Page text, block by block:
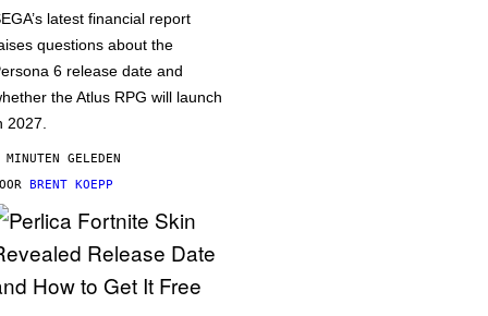
latest financial report
questions about the
6 release date and
the Atlus RPG will launch
2027.
GELEDEN
BRENT KOEPP